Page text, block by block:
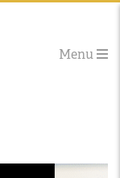
Menu